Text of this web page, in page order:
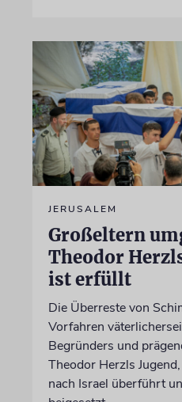
JERUSALEM
Großeltern
Theodor
ist erfüllt
Die Überreste von
Vorfahren
Begründers und
Theodor Herzls
nach Israel überführt